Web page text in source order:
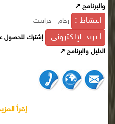
والبرنامج ↗
النشاط : رخام - جرانيت
البريد الإلكترونى: إشترك للحصول
الدليل والبرنامج ↗
إقرأ